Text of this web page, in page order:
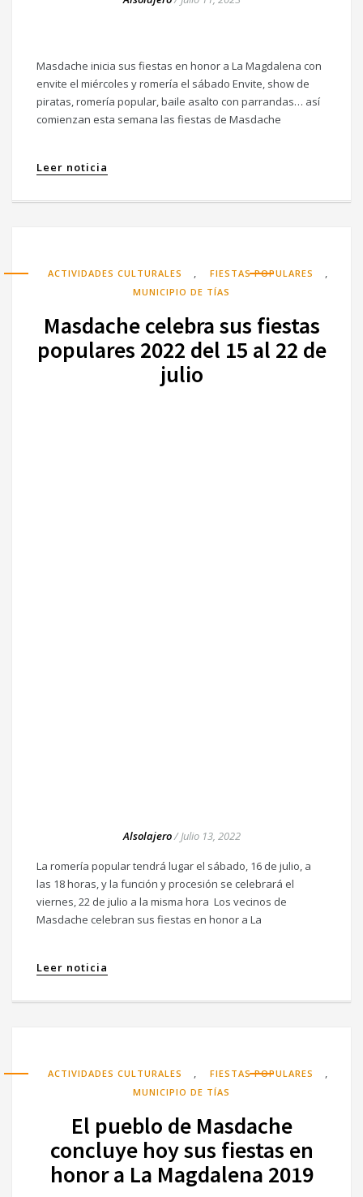
Masdache inicia sus fiestas en honor a La Magdalena con
envite el miércoles y romería el sábado Envite, show de
piratas, romería popular, baile asalto con parrandas… así
comienzan esta semana las fiestas de Masdache
Leer noticia
ACTIVIDADES CULTURALES FIESTAS POPULARES
MUNICIPIO DE TÍAS
Masdache celebra sus fiestas
populares 2022 del 15 al 22 de
julio
Alsolajero/Julio 13, 2022
La romería popular tendrá lugar el sábado, 16 de julio, a
las 18 horas, y la función y procesión se celebrará el
viernes, 22 de julio a la misma hora Los vecinos de
Masdache celebran sus fiestas en honor a La
Leer noticia
ACTIVIDADES CULTURALES FIESTAS POPULARES
MUNICIPIO DE TÍAS
El pueblo de Masdache
concluye hoy sus fiestas en
honor a La Magdalena 2019